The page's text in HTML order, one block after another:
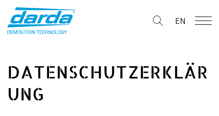
content
EN
DATENSCHUTZERKLÄR
UNG